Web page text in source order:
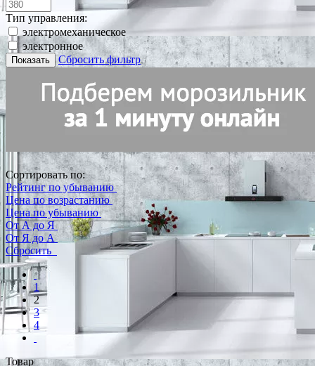
Тип управления:
электромеханическое
электронное
Показать Сбросить фильтр
Сортировать по:
Рейтинг по убыванию
Цена по возрастанию
Цена по убыванию
От А до Я
От Я до А
Сбросить
1
2
3
4
Товар